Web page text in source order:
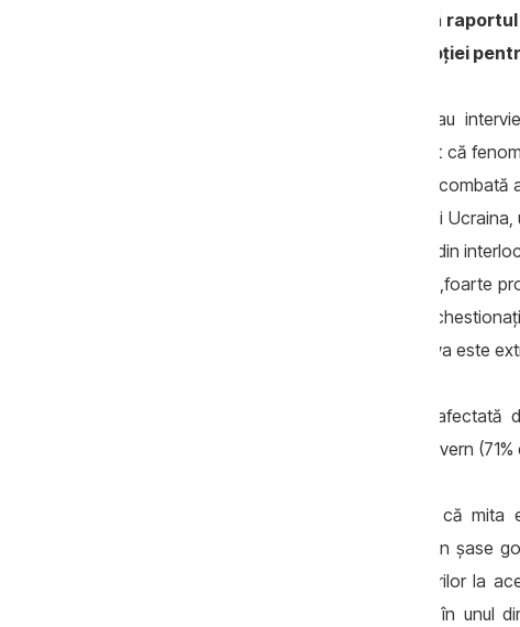
care a lansat în această săptămână
parte a Barometrului Global al Corupției
Pentru efectuarea cercetării, experții au
regiune, în urma cărora au concluzionat că
Asia Centrală, iar guvernele eșuează să
se înregistrează în Republica Moldova și
cel mai mare nivel. Potrivit datelor, 84% din
a combate corupţia drept „proaste” şi „foarte
Ucraina (86%). Totodată, 79% din cei
procesului de luare a deciziilor în Moldova este
Instituţia percepută ca fiind cea mai
respondenţi), urmat de Preşedinție și Guvern
Cercetarea scoate la iveală și faptul că
gospodării din regiune. In medie, una din șase
publice, iar Moldova se află în topul țărilor la
ultimelor 12 luni au dat mită, cel puţin în unul